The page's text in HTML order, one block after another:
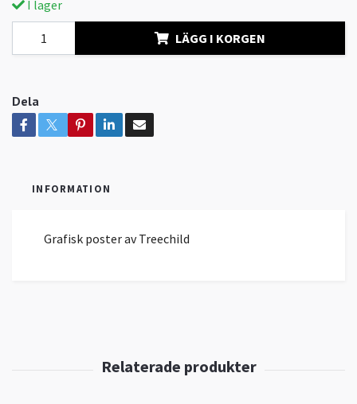
I lager
LÄGG I KORGEN
Dela
INFORMATION
Grafisk poster av Treechild